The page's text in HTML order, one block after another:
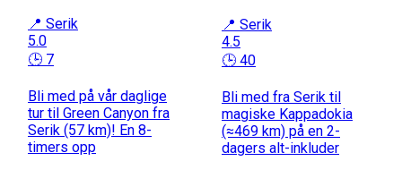
📍 Serik
5.0
🕒 7
Bli med på vår daglige
tur til Green Canyon fra
Serik (57 km)! En 8-
timers opp
📍 Serik
4.5
🕒 40
Bli med fra Serik til
magiske Kappadokia
(≈469 km) på en 2-
dagers alt-inkluder